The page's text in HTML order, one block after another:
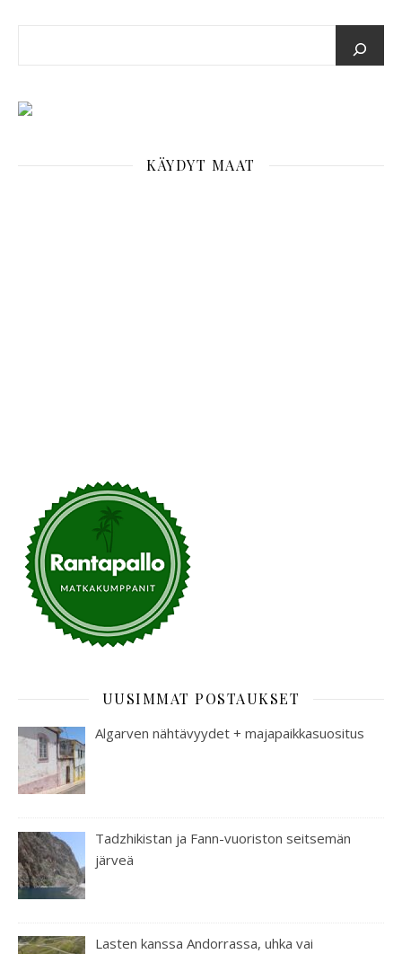
KÄYDYT MAAT
UUSIMMAT POSTAUKSET
Algarven nähtävyydet + majapaikkasuositus
Tadzhikistan ja Fann-vuoriston seitsemän
järveä
Lasten kanssa Andorrassa, uhka vai